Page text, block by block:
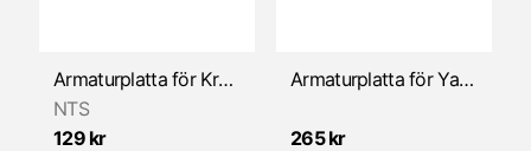
Armaturplatta för Kreidler Flory
NTS
129 kr
Armaturplatta för Yamaha FS1
265 kr